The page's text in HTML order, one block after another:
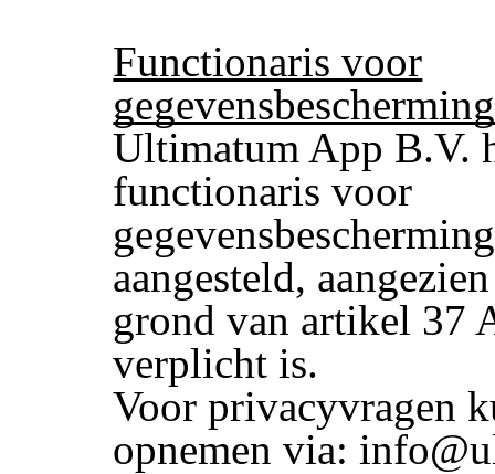
Functionaris voor
gegevensbescherming
Ultimatum App B.V.
functionaris voor
aangesteld,
grond van artikel 37
verplicht is.
Voor privacyvragen
opnemen via: